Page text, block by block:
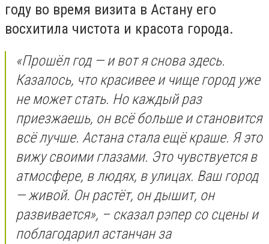
году во время визита в Астану его
восхитила чистота и красота города.
«Прошёл год — и вот я снова здесь.
Казалось, что красивее и чище город уже
не может стать. Но каждый раз
приезжаешь, он всё больше и становится
всё лучше. Астана стала ещё краше. Я это
вижу своими глазами. Это чувствуется в
атмосфере, в людях, в улицах. Ваш город
— живой. Он растёт, он дышит, он
развивается», – сказал рэпер со сцены и
поблагодарил астанчан за